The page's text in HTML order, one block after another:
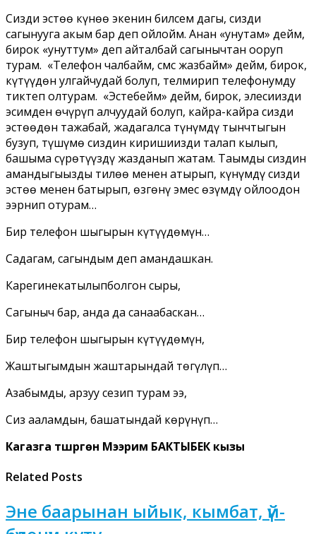
Сизди эстөө күнөө экенин билсем дагы, сизди
сагынууга акым бар деп ойлойм. Анан «унутам» дейм,
бирок «унуттум» деп айталбай сагынычтан ооруп
турам. «Телефон чалбайм, смс жазбайм» дейм, бирок,
күтүүдөн улгайчудай болуп, телмирип телефонумду
тиктеп олтурам. «Эстебейм» дейм, бирок, элесиңизди
эсимден өчүрүп алчуудай болуп, кайра-кайра сизди
эстөөдөн тажабай, жадагалса түнүмдү тынчтыгын
бузуп, түшүмө сиздин киришиңизди талап кылып,
башыма сүрөтүңүздү жазданып жатам. Таңымды сиздин
амандыгыңызды тилөө менен атырып, күнүмдү сизди
эстөө менен батырып, өзгөнү эмес өзүмдү ойлоодон
ээрнип отурам…
Бир телефон шыңгырын күтүүдөмүн…
Садагам, сагындым деп амандашкан.
Карегинекатылыпболгон сыры,
Сагыныч бар, анда да санаабаскан…
Бир телефон шыңгырын күтүүдөмүн,
Жаштыгымдын жаштарындай төгүлүп…
Азабымды, арзуу сезип турам ээ,
Сиз ааламдын, башатындай көрүнүп…
Кагазга түшүргөн Мээрим БАКТЫБЕК кызы
Related Posts
Эне баарынан ыйык, кымбат, үй-